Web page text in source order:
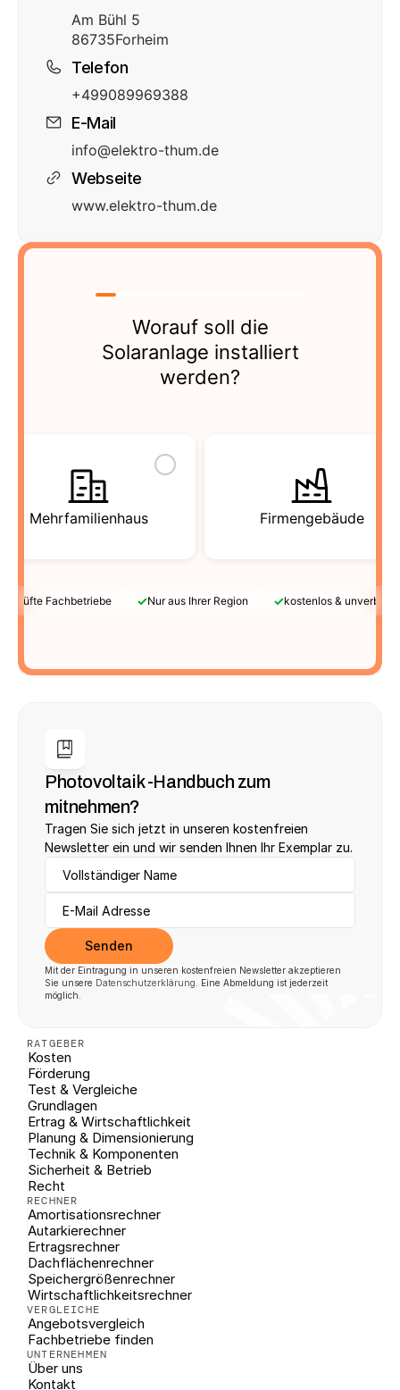
Am Bühl 5
86735Forheim
Telefon
+499089969388
E-Mail
info@elektro-thum.de
Webseite
www.elektro-thum.de
Worauf soll die
Solaranlage installiert
werden?
Mehrfamilienhaus Firmengebäude
Fachbetriebe ✓Nur aus Ihrer Region ✓kostenlos &
Photovoltaik -Handbuch zum
mitnehmen?
Tragen Sie sich jetzt in unseren kostenfreien
Newsletter ein und wir senden Ihnen Ihr Exemplar zu.
Senden
Mit der Eintragung in unseren kostenfreien Newsletter akzeptieren
Sie unsere Datenschutzerklärung . Eine Abmeldung ist jederzeit
möglich.
RATGEBER
Kosten
Förderung
Test & Vergleiche
Grundlagen
Ertrag & Wirtschaftlichkeit
Planung & Dimensionierung
Technik & Komponenten
Sicherheit & Betrieb
Recht
RECHNER
Amortisationsrechner
Autarkierechner
Ertragsrechner
Dachflächenrechner
Speichergrößenrechner
Wirtschaftlichkeitsrechner
VERGLEICHE
Angebotsvergleich
Fachbetriebe finden
UNTERNEHMEN
Über uns
Kontakt